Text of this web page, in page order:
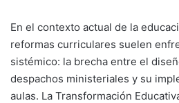
En el contexto actual de la
reformas curriculares suelen
sistémico: la brecha entre el
despachos ministeriales y su
aulas. La Transformación